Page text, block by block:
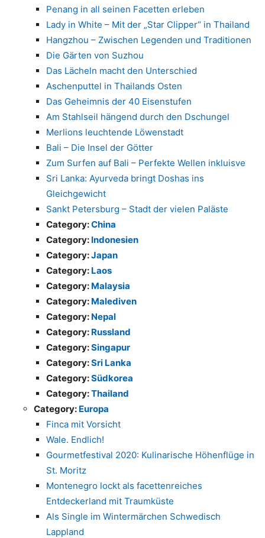
Penang in all seinen Facetten erleben
Lady in White – Mit der „Star Clipper“ in Thailand
Hangzhou – Zwischen Legenden und Traditionen
Die Gärten von Suzhou
Das Lächeln macht den Unterschied
Aschenputtel in Thailands Osten
Das Geheimnis der 40 Eisenstufen
Am Stahlseil hängend durch den Dschungel
Merlions leuchtende Löwenstadt
Bali – Die Insel der Götter
Zum Surfen auf Bali – Perfekte Wellen inkluisve
Sri Lanka: Ayurveda bringt Doshas ins
Gleichgewicht
Sankt Petersburg – Stadt der vielen Paläste
Category:China
Category: Indonesien
Category:Japan
Category: Laos
Category: Malaysia
Category: Malediven
Category: Nepal
Category: Russland
Category:Singapur
Category:Sri Lanka
Category:Südkorea
Category:Thailand
Category: Europa
Finca mit Vorsicht
Wale. Endlich!
Gourmetfestival 2020: Kulinarische Höhenflüge in
St. Moritz
Montenegro lockt als facettenreiches
Entdeckerland mit Traumküste
Als Single im Wintermärchen Schwedisch
Lappland